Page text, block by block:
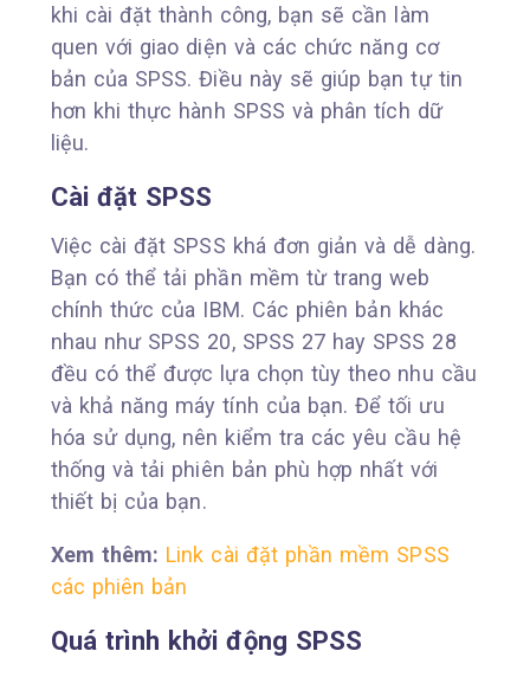
khi cài đặt thành công, bạn sẽ cần làm
quen với giao diện và các chức năng cơ
bản của SPSS. Điều này sẽ giúp bạn tự tin
hơn khi thực hành SPSS và phân tích dữ
liệu.
Cài đặt SPSS
Việc cài đặt SPSS khá đơn giản và dễ dàng.
Bạn có thể tải phần mềm từ trang web
chính thức của IBM. Các phiên bản khác
nhau như SPSS 20, SPSS 27 hay SPSS 28
đều có thể được lựa chọn tùy theo nhu cầu
và khả năng máy tính của bạn. Để tối ưu
hóa sử dụng, nên kiểm tra các yêu cầu hệ
thống và tải phiên bản phù hợp nhất với
thiết bị của bạn.
Xem thêm: Link cài đặt phần mềm SPSS
các phiên bản
Quá trình khởi động SPSS